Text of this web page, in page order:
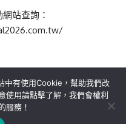
站查詢：
策 聯絡我們
中有使用Cookie，幫助我們改
使用請點擊了解，我們會權利
服務！